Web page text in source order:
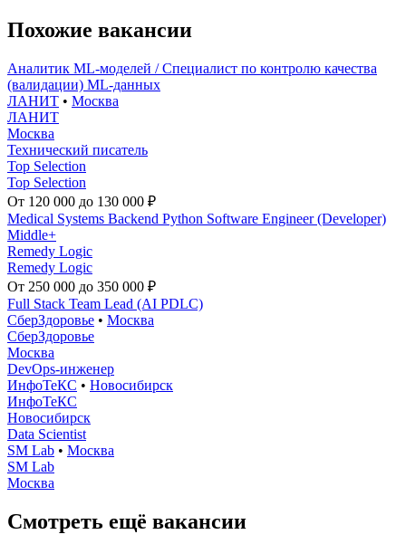
Похожие вакансии
Аналитик ML-моделей / Специалист по контролю качества
(валидации) ML-данных
ЛАНИТ • Москва
ЛАНИТ
Москва
Технический писатель
Top Selection
Top Selection
От 120 000 до 130 000 ₽
Medical Systems Backend Python Software Engineer (Developer)
Middle+
Remedy Logic
Remedy Logic
От 250 000 до 350 000 ₽
Full Stack Team Lead (AI PDLC)
СберЗдоровье • Москва
СберЗдоровье
Москва
DevOps-инженер
ИнфоТеКС • Новосибирск
ИнфоТеКС
Новосибирск
Data Scientist
SM Lab • Москва
SM Lab
Москва
Смотреть ещё вакансии